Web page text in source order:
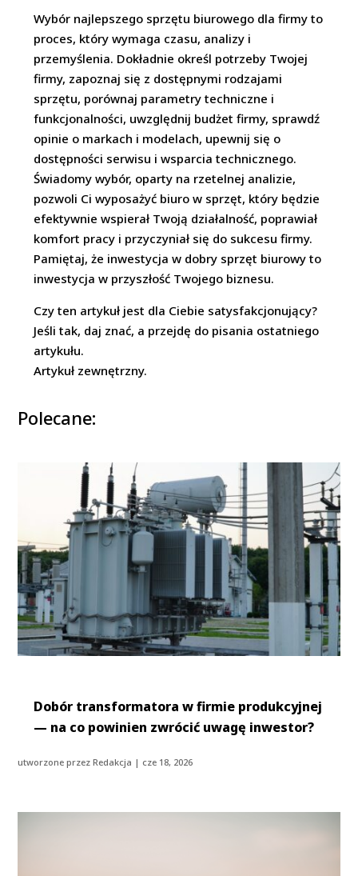
Wybór najlepszego sprzętu biurowego dla firmy to
proces, który wymaga czasu, analizy i
przemyślenia. Dokładnie określ potrzeby Twojej
firmy, zapoznaj się z dostępnymi rodzajami
sprzętu, porównaj parametry techniczne i
funkcjonalności, uwzględnij budżet firmy, sprawdź
opinie o markach i modelach, upewnij się o
dostępności serwisu i wsparcia technicznego.
Świadomy wybór, oparty na rzetelnej analizie,
pozwoli Ci wyposażyć biuro w sprzęt, który będzie
efektywnie wspierał Twoją działalność, poprawiał
komfort pracy i przyczyniał się do sukcesu firmy.
Pamiętaj, że inwestycja w dobry sprzęt biurowy to
inwestycja w przyszłość Twojego biznesu.
Czy ten artykuł jest dla Ciebie satysfakcjonujący?
Jeśli tak, daj znać, a przejdę do pisania ostatniego
artykułu.
Artykuł zewnętrzny.
Polecane:
Dobór transformatora w firmie produkcyjnej
— na co powinien zwrócić uwagę inwestor?
utworzone przezRedakcja | cze 18, 2026